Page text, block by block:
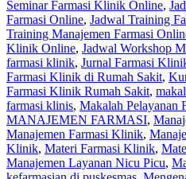
Seminar Farmasi Klinik Online,
Farmasi Online, Jadwal Training
Training Manajemen Farmasi
Klinik Online, Jadwal Workshop
farmasi klinik, Jurnal Farmasi
Farmasi Klinik di Rumah Sakit,
Farmasi Klinik Rumah Sakit,
farmasi klinis, Makalah Pelayanan
MANAJEMEN FARMASI,
Manajemen Farmasi Klinik,
Klinik, Materi Farmasi Klinik,
Manajemen Layanan Nicu Picu,